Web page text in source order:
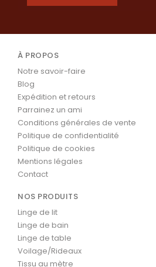
À PROPOS
Notre savoir-faire
Blog
Expédition et retours
Parrainez un ami
Conditions générales de vente
Politique de confidentialité
Politique de cookies
Mentions légales
Contact
NOS PRODUITS
Linge de lit
Linge de bain
Linge de table
Voilage/Rideaux
Tissu au mètre